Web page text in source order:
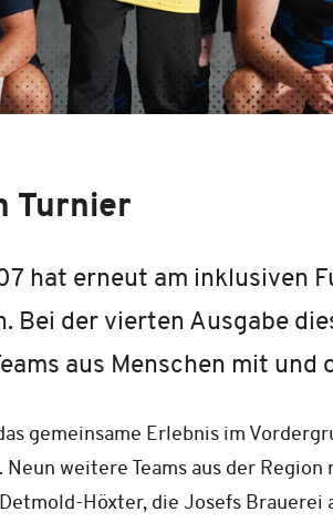
Turnier
hat erneut am inklusiven
der vierten Ausgabe
aus Menschen mit
gemeinsame Erlebnis im
weitere Teams aus der
Höxter, die Josefs Brauerei